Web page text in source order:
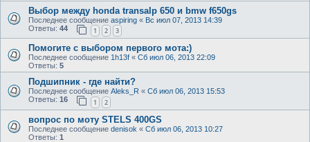
Выбор между honda transalp 650 и bmw f650gs
Последнее сообщение aspiring « Вс июл 07, 2013 14:39
Ответы: 44 1 2 3
Помогите с выбором первого мота:)
Последнее сообщение 1h13f « Сб июл 06, 2013 22:09
Ответы: 5
Подшипник - где найти?
Последнее сообщение Aleks_R « Сб июл 06, 2013 15:53
Ответы: 16 1 2
вопрос по моту STELS 400GS
Последнее сообщение denisok « Сб июл 06, 2013 10:27
Ответы: 1